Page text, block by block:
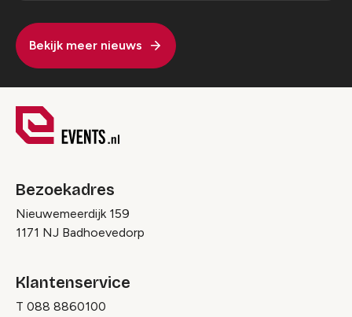
Bekijk meer nieuws
Bezoekadres
Nieuwemeerdijk 159
1171 NJ Badhoevedorp
Klantenservice
T 088 8860100